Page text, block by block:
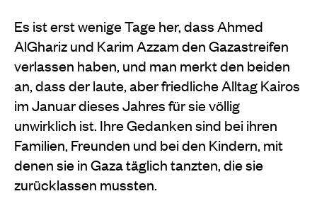
Es ist erst wenige Tage her, dass Ahmed
AlGhariz und Karim Azzam den Gazastreifen
verlassen haben, und man merkt den beiden
an, dass der laute, aber friedliche Alltag Kairos
im Januar dieses Jahres für sie völlig
unwirklich ist. Ihre Gedanken sind bei ihren
Familien, Freunden und bei den Kindern, mit
denen sie in Gaza täglich tanzten, die sie
zurücklassen mussten.